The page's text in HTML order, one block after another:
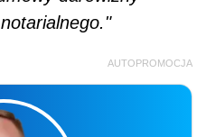
AUTOPROMOCJA